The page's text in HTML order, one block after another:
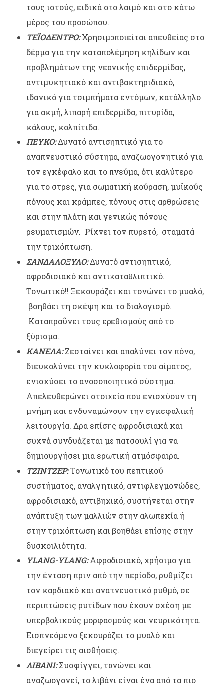
τους ιστούς, ειδικά στο λαιμό και στο κάτω
μέρος του προσώπου.
ΤΕΪΟΔΕΝΤΡΟ:Χρησιμοποιείται απευθείας στο
δέρμα για την καταπολέμηση κηλίδων και
προβλημάτων της νεανικής επιδερμίδας,
αντιμυκητιακό και αντιβακτηριδιακό,
ιδανικό για τσιμπήματα εντόμων, κατάλληλο
για ακμή, λιπαρή επιδερμίδα, πιτυρίδα,
κάλους, κολπίτιδα.
ΠΕΥΚΟ:Δυνατό αντισηπτικό για το
αναπνευστικό σύστημα, αναζωογονητικό για
τον εγκέφαλο και το πνεύμα, ότι καλύτερο
για το στρες, για σωματική κούραση, μυϊκούς
πόνους και κράμπες, πόνους στις αρθρώσεις
και στην πλάτη και γενικώς πόνους
ρευματισμών. Ρίχνει τον πυρετό, σταματά
την τριχόπτωση.
ΣΑΝΔΑΛΟΞΥΛΟ:Δυνατό αντισηπτικό,
αφροδισιακό και αντικαταθλιπτικό.
Τονωτικό!! Ξεκουράζει και τονώνει το μυαλό,
βοηθάει τη σκέψη και το διαλογισμό.
Καταπραΰνει τους ερεθισμούς από το
ξύρισμα.
ΚΑΝΕΛΑ:Ζεσταίνει και απαλύνει τον πόνο,
διευκολύνει την κυκλοφορία του αίματος,
ενισχύσει το ανοσοποιητικό σύστημα.
Απελευθερώνει στοιχεία που ενισχύουν τη
μνήμη και ενδυναμώνουν την εγκεφαλική
λειτουργία. Δρα επίσης αφροδισιακά και
συχνά συνδυάζεται με πατσουλί για να
δημιουργήσει μια ερωτική ατμόσφαιρα.
ΤΖΙΝΤΖΕΡ:Τονωτικό του πεπτικού
συστήματος, αναλγητικό, αντιφλεγμονώδες,
αφροδισιακό, αντιβηχικό, συστήνεται στην
ανάπτυξη των μαλλιών στην αλωπεκία ή
στην τριχόπτωση και βοηθάει επίσης στην
δυσκοιλιότητα.
YLANG-YLANG:Αφροδισιακό, χρήσιμο για
την ένταση πριν από την περίοδο, ρυθμίζει
τον καρδιακό και αναπνευστικό ρυθμό, σε
περιπτώσεις ρυτίδων που έχουν σχέση με
υπερβολικούς μορφασμούς και νευρικότητα.
Εισπνεόμενο ξεκουράζει το μυαλό και
διεγείρει τις αισθήσεις.
ΛΙΒΑΝΙ:Συσφίγγει, τονώνει και
αναζωογονεί, το λιβάνι είναι ένα από τα πιο